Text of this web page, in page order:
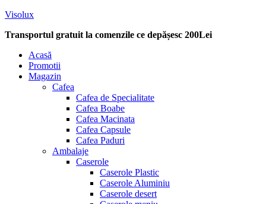
Visolux
Transportul gratuit la comenzile ce depășesc 200Lei
Menu
Acasă
Promotii
Magazin
Cafea
Cafea de Specialitate
Cafea Boabe
Cafea Macinata
Cafea Capsule
Cafea Paduri
Ambalaje
Caserole
Caserole Plastic
Caserole Aluminiu
Caserole desert